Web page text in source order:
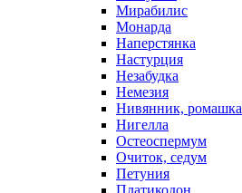
Мирабилис
Монарда
Наперстянка
Настурция
Незабудка
Немезия
Нивянник, ромашка
Нигелла
Остеоспермум
Очиток, седум
Петуния
Платикодон